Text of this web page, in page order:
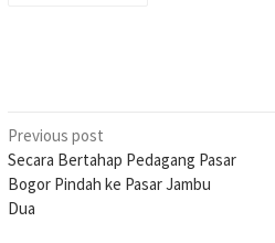
Post
navigation
Previous post
Secara Bertahap Pedagang Pasar
Bogor Pindah ke Pasar Jambu
Dua